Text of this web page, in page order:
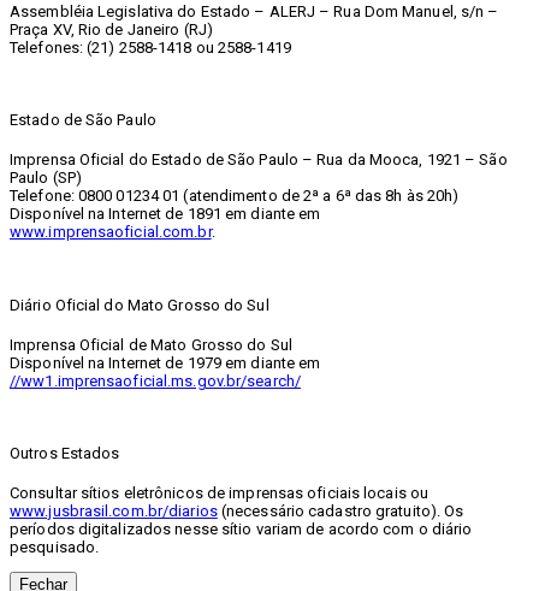
Assembléia Legislativa do Estado – ALERJ – Rua Dom Manuel, s/n –
Praça XV, Rio de Janeiro (RJ)
Telefones: (21) 2588-1418 ou 2588-1419
Estado de São Paulo
Imprensa Oficial do Estado de São Paulo – Rua da Mooca, 1921 – São
Paulo (SP)
Telefone: 0800 01234 01 (atendimento de 2ª a 6ª das 8h às 20h)
Disponível na Internet de 1891 em diante em
www.imprensaoficial.com.br.
Diário Oficial do Mato Grosso do Sul
Imprensa Oficial de Mato Grosso do Sul
Disponível na Internet de 1979 em diante em
//ww1.imprensaoficial.ms.gov.br/search/
Outros Estados
Consultar sítios eletrônicos de imprensas oficiais locais ou
www.jusbrasil.com.br/diarios(necessário cadastro gratuito). Os
períodos digitalizados nesse sítio variam de acordo com o diário
pesquisado.
Fechar